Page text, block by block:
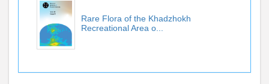
Rare Flora of the Khadzhokh
Recreational Area o...